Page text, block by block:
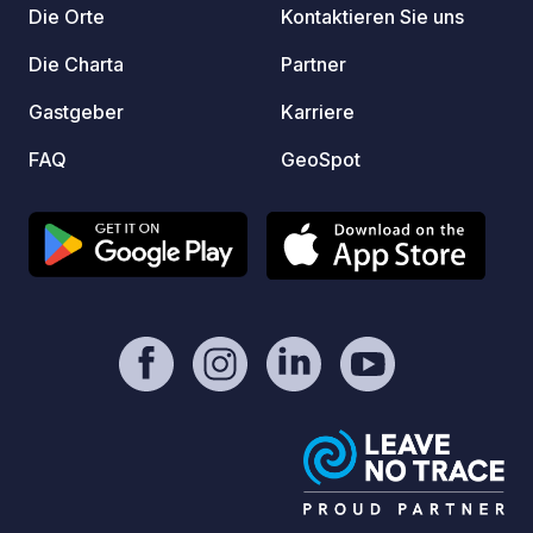
Die Orte
Die Charta
Gastgeber
FAQ
Kontaktieren Sie uns
Partner
Karriere
GeoSpot